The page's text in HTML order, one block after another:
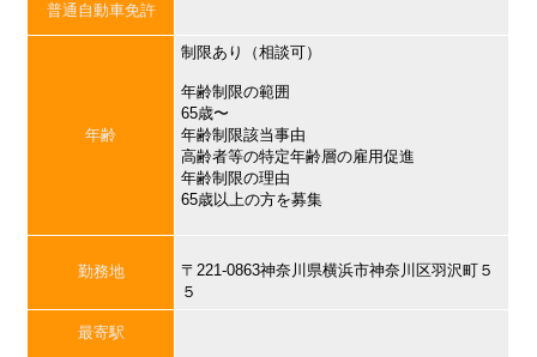
普通自動車免許
年齢
制限あり（相談可）
年齢制限の範囲
65歳〜
年齢制限該当事由
高齢者等の特定年齢層の雇用促進
年齢制限の理由
65歳以上の方を募集
勤務地
〒221-0863神奈川県横浜市神奈川区羽沢町５
５
最寄駅